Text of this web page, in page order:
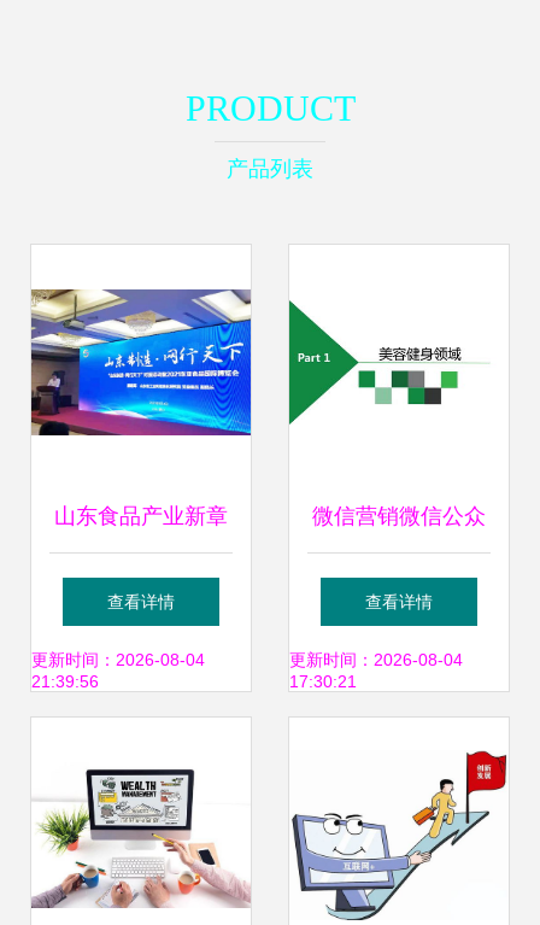
PRODUCT
产品列表
山东食品产业新章
起笔“网行天下” 数
字化营销为烟台腾
旅
查看详情
更新时间：2026-08-04
21:39:56
微信营销微信公众
号开发方案全景解
析 从规划到运营的
查看详情
更新时间：2026-08-04
17:30:21